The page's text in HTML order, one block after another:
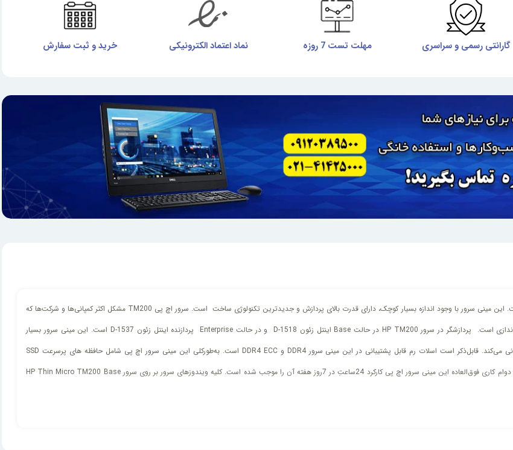
گارانتی رسمی و سراسری مهلت تست 7 روزه نماد اعتماد الکترونیکی خرید و ثبت سفارش
یکی از شگفت‌آورترین محصولات کمپانی اچ پی سرور HP Thin Micro TM200 Base است. این مینی سرور با وجود اندازه بسیار کوچک، دارای قدرت بالای پردازش و جدیدترین تکنولوژی ساخت است. سرور اچ پی TM200 مشکل اکثر کمپانی‌ها و شرکت‌ها که
کمبود فضا می باشد را حل کرده است. سرور HP TM200 بدون نیاز به فضای رک قابل راه‌اندازی است. پردازشگر در سرور HP TM200 در حالت Base اینتل زئون D-1518 و در حالت Enterprise پردازنده اینتل زئون D-1537 است. این مینی‌ سرور بسیار
انعطاف پذیر و قدرتمند است که با داشتن دو اسلات رم، تا حافظه 64 گیگابایت را پشتیبانی می‌کند. قابل‌ذکر است اسلات رم قابل پشتیبانی در این مینی سرور DDR4 و DDR4 ECC است. به‌طورکلی این مینی سرور اچ پی شامل حافظه های پرسرعت SSD
SATA و SSD M.2 NVMe و حافظه های HDD از هر دو نوع LFF و SAS است. استحکام و دوام کاری فوق‌العاده این مینی سرور اچ پی کارکرد 24ساعتِ در 7‌روز هفته آن را موجب شده‌ است. کلیه ویندوزهای سرور بر روی سرور HP Thin Micro TM200 Base